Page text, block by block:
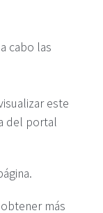
cabo las
este
del portal
más